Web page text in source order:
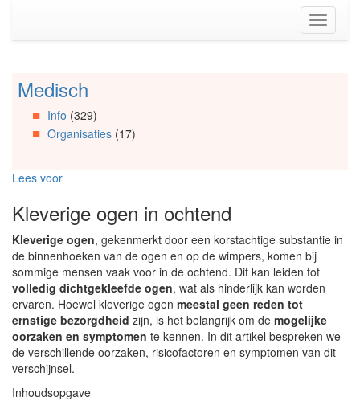
(Accesskey
Toggle
Spring
Artikels
Spring
Spring
Organisaties
Spring
naar
Social
media
Medisch
Info (329)
Organisaties(17)
Lees voor
Kleverige ogen in ochtend
Kleverige ogen, gekenmerkt door een korstachtige substantie in
de binnenhoeken van de ogen en op de wimpers, komen bij
sommige mensen vaak voor in de ochtend. Dit kan leiden tot
volledig dichtgekleefde ogen, wat als hinderlijk kan worden
ervaren. Hoewel kleverige ogen meestal geen reden tot
ernstige bezorgdheid zijn, is het belangrijk om de mogelijke
oorzaken en symptomen te kennen. In dit artikel bespreken we
de verschillende oorzaken, risicofactoren en symptomen van dit
verschijnsel.
Inhoudsopgave